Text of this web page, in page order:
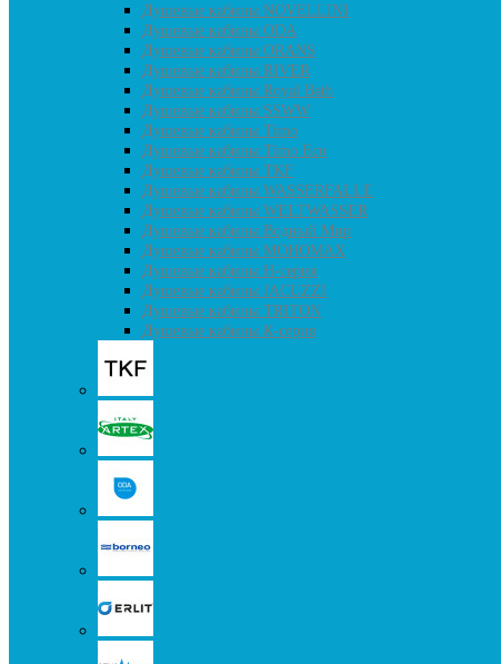
Душевые кабины NOVELLINI
Душевые кабины ODA
Душевые кабины ORANS
Душевые кабины RIVER
Душевые кабины Royal Bath
Душевые кабины SSWW
Душевые кабины Timo
Душевые кабины Timo Eco
Душевые кабины TKF
Душевые кабины WASSERFALLE
Душевые кабины WELTWASSER
Душевые кабины Водный Мир
Душевые кабины МОНОМАХ
Душевые кабины H-серия
Душевые кабины JACUZZI
Душевые кабины TRITON
Душевые кабины К-серия